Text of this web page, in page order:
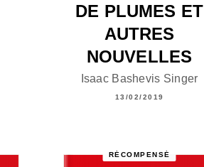
DE PLUMES ET
AUTRES
NOUVELLES
Isaac Bashevis Singer
13/02/2019
RÉCOMPENSÉ